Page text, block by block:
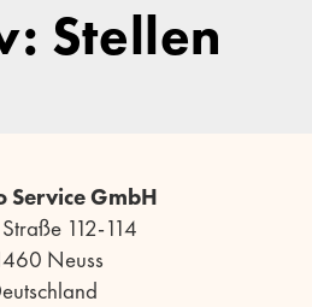
Stellen
Service GmbH
112-114
Neuss